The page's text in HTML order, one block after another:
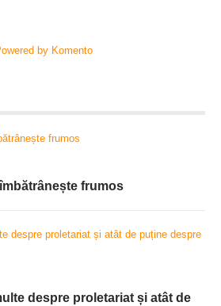
by Komento
frumos
despre proletariat și atât de